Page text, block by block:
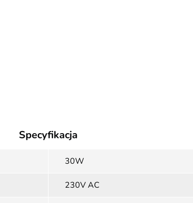
Specyfikacja
30W
230V AC